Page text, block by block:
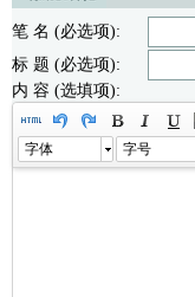
笔 名 (必选项):
标 题 (必选项):
内 容 (选填项):
字体 字号